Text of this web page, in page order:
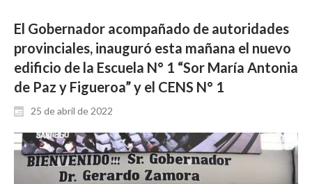
El Gobernador acompañado de autoridades
provinciales, inauguró esta mañana el nuevo
edificio de la Escuela N° 1 “Sor María Antonia
de Paz y Figueroa” y el CENS N° 1
25 de abril de 2022